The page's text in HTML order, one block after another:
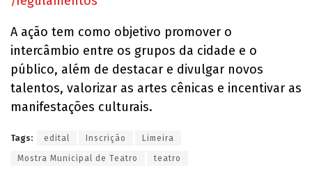
A ação tem como objetivo promover o
intercâmbio entre os grupos da cidade e o
público, além de destacar e divulgar novos
talentos, valorizar as artes cênicas e incentivar as
manifestações culturais.
Tags: edital Inscrição Limeira
Mostra Municipal de Teatro teatro